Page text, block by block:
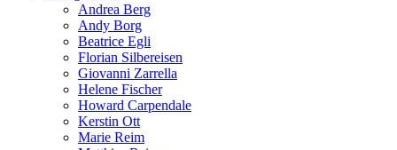
Andrea Berg
Andy Borg
Beatrice Egli
Florian Silbereisen
Giovanni Zarrella
Helene Fischer
Howard Carpendale
Kerstin Ott
Marie Reim